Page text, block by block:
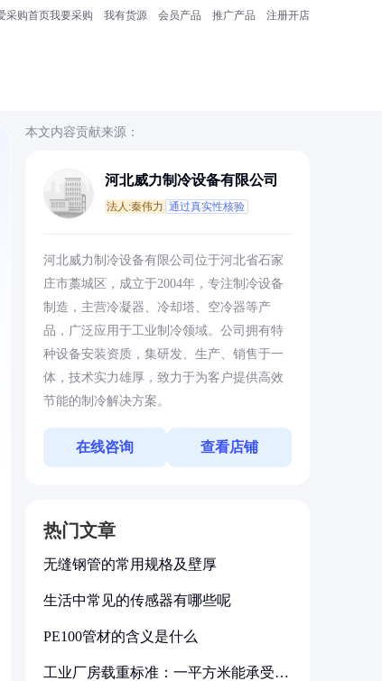
采购首页我要采购 我有货源 会员产品 推广产品 注册开店
本文内容贡献来源：
河北威力制冷设备有限公司
法人:秦伟力 通过真实性核验
河北威力制冷设备有限公司位于河北省石家
庄市藁城区，成立于2004年，专注制冷设备
制造，主营冷凝器、冷却塔、空冷器等产
品，广泛应用于工业制冷领域。公司拥有特
种设备安装资质，集研发、生产、销售于一
体，技术实力雄厚，致力于为客户提供高效
节能的制冷解决方案。
在线咨询 查看店铺
热门文章
无缝钢管的常用规格及壁厚
生活中常见的传感器有哪些呢
PE100管材的含义是什么
工业厂房载重标准：一平方米能承受多